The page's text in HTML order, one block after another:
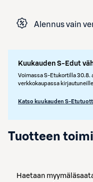
Alennus vain
Kuukauden S-Edut
Voimassa S-Etukortilla 30.8.
verkkokaupassa
Katso kuukauden S-
Tuotteen
Haetaan